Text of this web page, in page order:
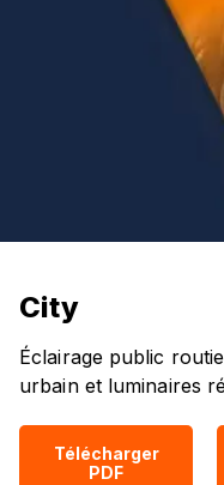
City
Éclairage public
urbain et luminaires
Télécharger
PDF